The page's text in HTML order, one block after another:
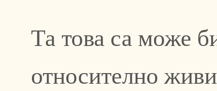
Та това са може
относително